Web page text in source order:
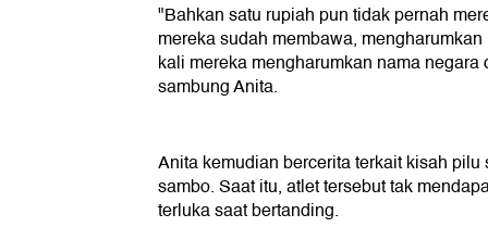
"Bahkan satu rupiah pun tidak pernah
mereka sudah membawa,
kali mereka mengharumkan nama
sambung Anita.
Anita kemudian bercerita terkait kisah
sambo. Saat itu, atlet tersebut tak
terluka saat bertanding.